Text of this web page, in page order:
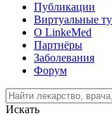
Публикации
Виртуальные
О LinkeMed
Партнёры
Заболевания
Форум
Искать